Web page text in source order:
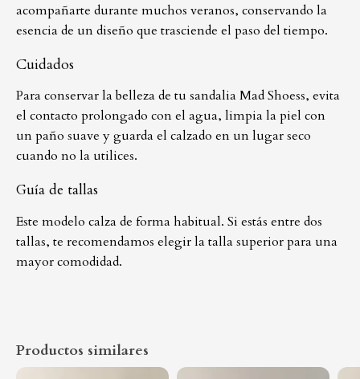
acompañarte durante muchos veranos, conservando la
esencia de un diseño que trasciende el paso del tiempo.
Cuidados
Para conservar la belleza de tu sandalia Mad Shoess, evita
el contacto prolongado con el agua, limpia la piel con
un paño suave y guarda el calzado en un lugar seco
cuando no la utilices.
Guía de tallas
Este modelo calza de forma habitual. Si estás entre dos
tallas, te recomendamos elegir la talla superior para una
mayor comodidad.
Productos similares